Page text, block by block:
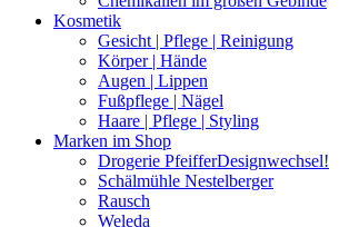
Kosmetik
Gesicht | Pflege | Reinigung
Körper | Hände
Augen | Lippen
Fußpflege | Nägel
Haare | Pflege | Styling
Marken im Shop
Drogerie PfeifferDesignwechsel!
Schälmühle Nestelberger
Rausch
Weleda